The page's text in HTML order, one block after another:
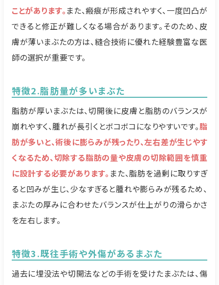
ことがあります。 また、瘢痕が形成されやすく、一度凹凸が
できると修正が難しくなる場合があります。そのため、皮
膚が薄いまぶたの方は、縫合技術に優れた経験豊富な医
師の選択が重要です。
特徴2.脂肪量が多いまぶた
脂肪が厚いまぶたは、切開後に皮膚と脂肪のバランスが
崩れやすく、腫れが長引くとボコボコになりやすいです。脂
肪が多いと、術後に膨らみが残ったり、左右差が生じやす
くなるため、切除する脂肪の量や皮膚の切除範囲を慎重
に設計する必要があります。 また、脂肪を過剰に取りすぎ
ると凹みが生じ、少なすぎると腫れや膨らみが残るため、
まぶたの厚みに合わせたバランスが仕上がりの滑らかさ
を左右します。
特徴3.既往手術や外傷があるまぶた
過去に埋没法や切開法などの手術を受けたまぶたは、傷